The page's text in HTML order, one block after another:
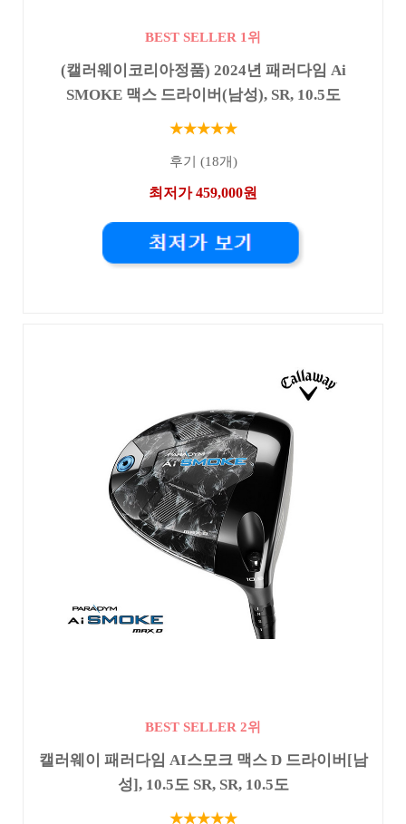
BEST SELLER 1위
(캘러웨이코리아정품) 2024년 패러다임 Ai
SMOKE 맥스 드라이버(남성), SR, 10.5도
★★★★★
후기 (18개)
최저가 459,000원
BEST SELLER 2위
캘러웨이 패러다임 AI스모크 맥스 D 드라이버[남
성], 10.5도 SR, SR, 10.5도
★★★★★